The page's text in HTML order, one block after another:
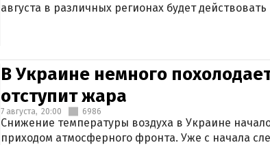
августа в различных регионах будет
В Украине немного
отступит жара
7 августа, 20:00 6986
Снижение температуры воздуха в Украине
приходом атмосферного фронта. Уже с начала